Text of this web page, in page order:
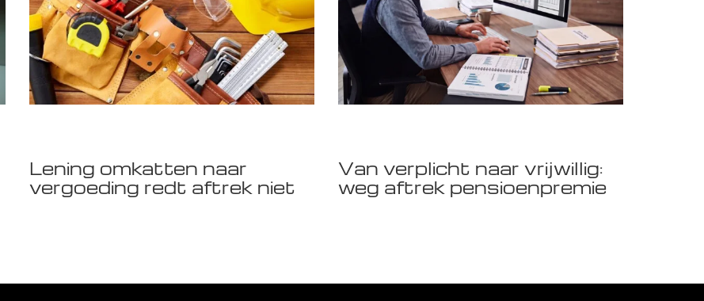
Lening omkatten naar
vergoeding redt aftrek niet
Van verplicht naar vrijwillig:
weg aftrek pensioenpremie